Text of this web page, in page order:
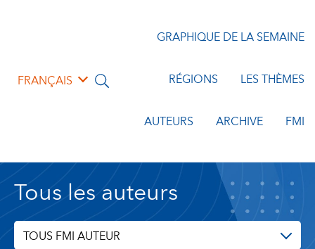
FRANÇAIS
GRAPHIQUE DE LA SEMAINE
RÉGIONS LES THÈMES
AUTEURS ARCHIVE FMI
Tous les auteurs
TOUS FMI AUTEUR